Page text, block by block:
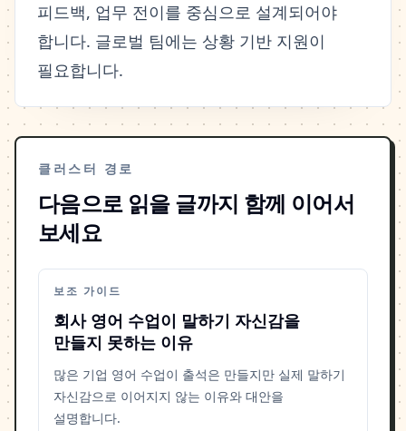
피드백, 업무 전이를 중심으로 설계되어야
합니다. 글로벌 팀에는 상황 기반 지원이
필요합니다.
클러스터 경로
다음으로 읽을 글까지 함께 이어서
보세요
보조 가이드
회사 영어 수업이 말하기 자신감을
만들지 못하는 이유
많은 기업 영어 수업이 출석은 만들지만 실제 말하기
자신감으로 이어지지 않는 이유와 대안을
설명합니다.